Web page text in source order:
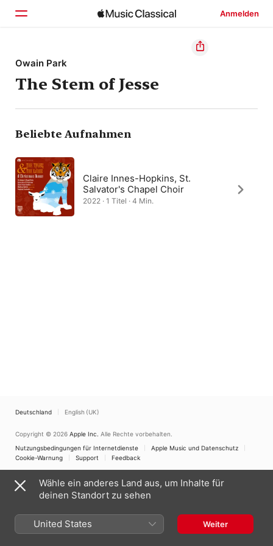
Anmelden
Startseite
Entdecken
Suchen
Owain Park
The Stem of Jesse
Beliebte Aufnahmen
Claire Innes-Hopkins, St.
Salvator's Chapel Choir
2022 · 1 Titel · 4 Min.
Deutschland English (UK)
Copyright © 2026 Apple Inc. Alle Rechte vorbehalten.
Nutzungsbedingungen für Internetdienste
Apple Music und Datenschutz
Cookie-Warnung
Support Feedback
Wähle ein anderes Land aus, um Inhalte für
deinen Standort zu sehen
United States Weiter